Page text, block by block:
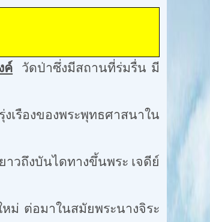
เมือง
ค์ วัดป่าซึ่งมีสถานที่ร่มรื่น มี
องพระพุทธศาสนาใน
วถึงบันไดทางขึ้นพระ เจดีย์
ม่ ต่อมาในสมัยพระนางจิระ